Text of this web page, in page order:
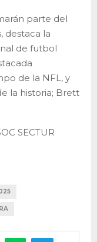
parte del
destaca la
de futbol
de la NFL, y
la historia; Brett
SECTUR